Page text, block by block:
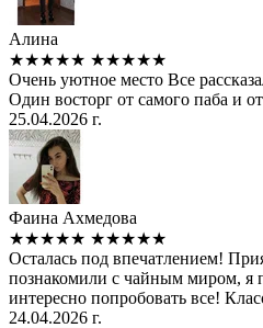
Алина
★★★★★ ★★★★★
Очень уютное место Все
Один восторг от самого паба и
25.04.2026 г.
Фаина Ахмедова
★★★★★ ★★★★★
Осталась под впечатлением!
познакомили с чайным миром, я
интересно попробовать все!
24.04.2026 г.